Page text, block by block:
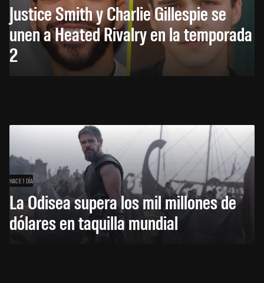
Justice Smith y Charlie Gillespie se
unen a Heated Rivalry en la temporada
2
HACE 1 DÍA
La Odisea supera los mil millones de
dólares en taquilla mundial